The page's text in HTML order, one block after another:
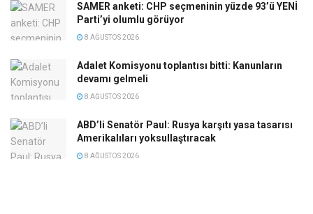
SAMER anketi: CHP seçmeninin yüzde 93’ü YENİ
Parti’yi olumlu görüyor
8 AĞUSTOS 2026
Adalet Komisyonu toplantısı bitti: Kanunların
devamı gelmeli
8 AĞUSTOS 2026
ABD’li Senatör Paul: Rusya karşıtı yasa tasarısı
Amerikalıları yoksullaştıracak
8 AĞUSTOS 2026